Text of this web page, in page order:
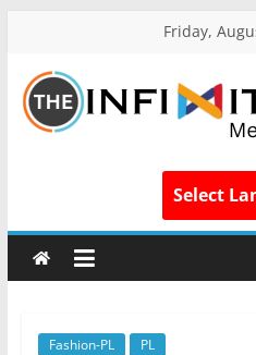
Friday,
Select
Fashion-PL PL